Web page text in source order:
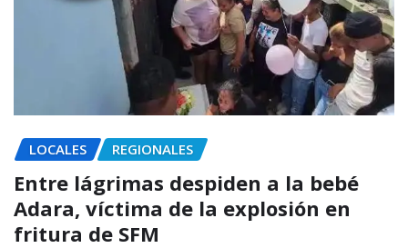
LOCALES REGIONALES
Entre lágrimas despiden a la bebé
Adara, víctima de la explosión en
fritura de SFM